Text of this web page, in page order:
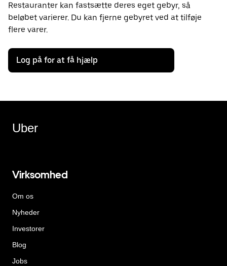
Restauranter kan fastsætte deres eget gebyr, så
beløbet varierer. Du kan fjerne gebyret ved at tilføje
flere varer.
Log på for at få hjælp
Uber
Virksomhed
Om os
Nyheder
Investorer
Blog
Jobs